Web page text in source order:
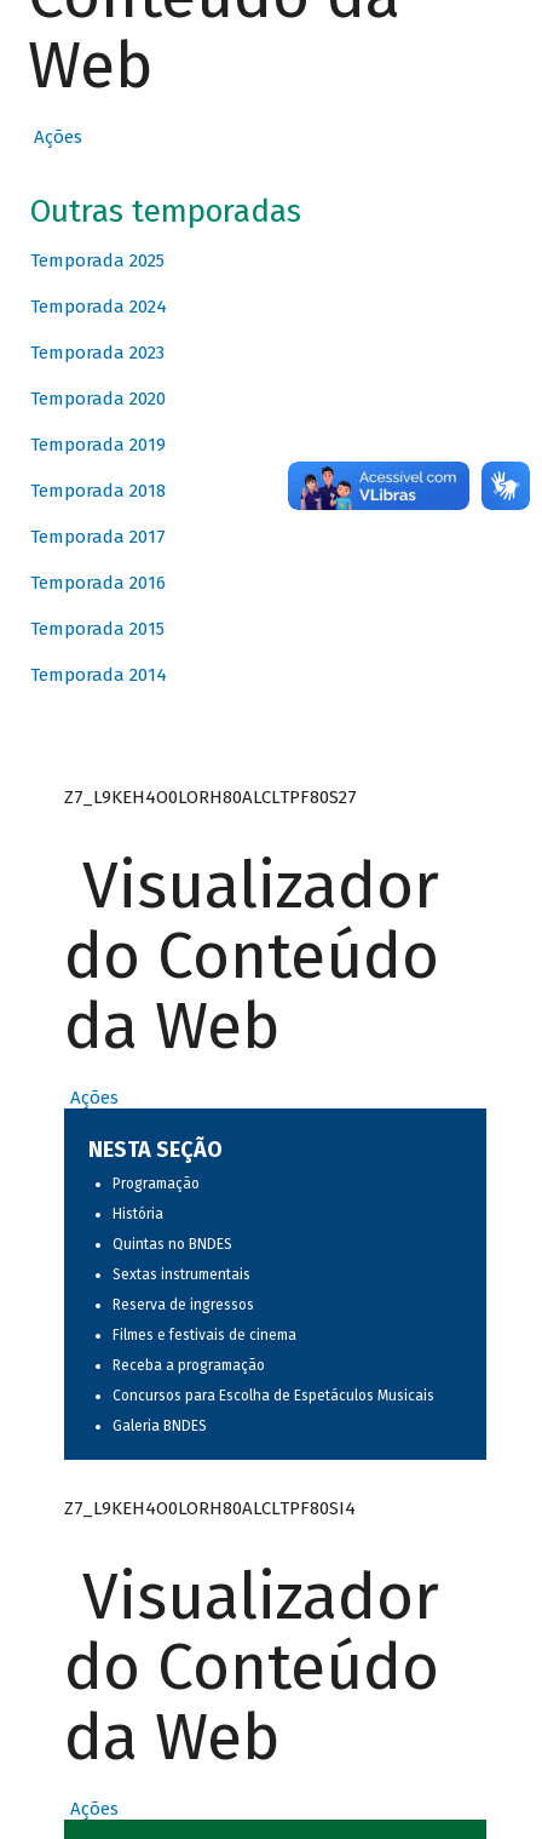
Web
Ações
Outras temporadas
Temporada 2025
Temporada 2024
Temporada 2023
Temporada 2020
Temporada 2019
Temporada 2018
Temporada 2017
Temporada 2016
Temporada 2015
Temporada 2014
Z7_L9KEH4O0LORH80ALCLTPF80S27
Visualizador
do Conteúdo
da Web
Ações
NESTA SEÇÃO
Programação
História
Quintas no BNDES
Sextas instrumentais
Reserva de ingressos
Filmes e festivais de cinema
Receba a programação
Concursos para Escolha de Espetáculos Musicais
Galeria BNDES
Z7_L9KEH4O0LORH80ALCLTPF80SI4
Visualizador
do Conteúdo
da Web
Ações